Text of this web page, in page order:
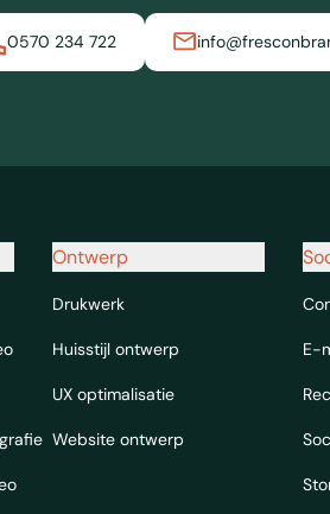
0570 234 722
Ontwerp
Drukwerk
Huisstijl ontwerp
UX optimalisatie
Website ontwerp
E-